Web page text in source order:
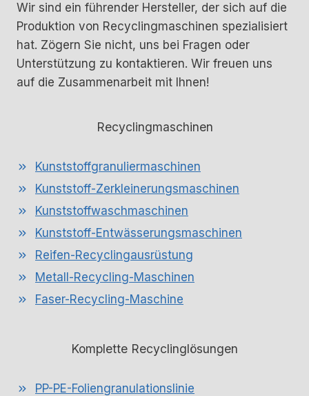
Wir sind ein führender Hersteller, der sich auf die
Produktion von Recyclingmaschinen spezialisiert
hat. Zögern Sie nicht, uns bei Fragen oder
Unterstützung zu kontaktieren. Wir freuen uns
auf die Zusammenarbeit mit Ihnen!
Recyclingmaschinen
Kunststoffgranuliermaschinen
Kunststoff-Zerkleinerungsmaschinen
Kunststoffwaschmaschinen
Kunststoff-Entwässerungsmaschinen
Reifen-Recyclingausrüstung
Metall-Recycling-Maschinen
Faser-Recycling-Maschine
Komplette Recyclinglösungen
PP-PE-Foliengranulationslinie